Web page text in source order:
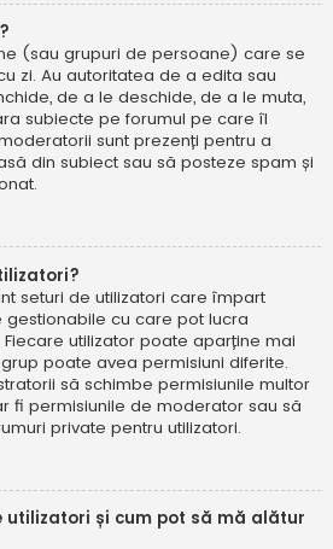
(sau grupuri de persoane) care se
zi. Au autoritatea de a edita sau
de a le deschide, de a le muta,
subiecte pe forumul pe care îl
sunt prezenți pentru a
din subiect sau să posteze spam și
seturi de utilizatori care împart
cu care pot lucra
utilizator poate aparține mai
poate avea permisiuni diferite.
să schimbe permisiunile multor
fi permisiunile de moderator sau să
private pentru utilizatori.
utilizatori și cum pot să mă alătur